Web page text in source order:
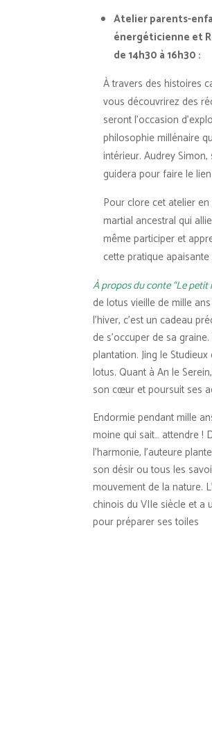
Atelier parents-
énergéticienne et
de 14h30 à 16h30 :
À travers des histoires
vous découvrirez des
seront l’occasion
philosophie millénaire
intérieur. Audrey
guidera pour faire le
Pour clore cet atelier
martial ancestral qui
même participer et
cette pratique
À propos du conte “Le
de lotus vieille de mille
l’hiver, c’est un cadeau
de s’occuper de sa
plantation. Jing le
lotus. Quant à An le
son cœur et poursuit ses
Endormie pendant mille
moine qui sait… attendre !
l’harmonie, l’auteure
son désir ou tous les
mouvement de la nature.
chinois du VIIe siècle et a
pour préparer ses toiles